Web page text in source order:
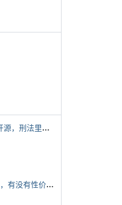
*
有啥搞钱的路子吗，开源节流都行，主要是开源，刑法里的咱不做
*
想请教有经验的蛋友，想给媳妇7夕买个跳蛋，有没有性价比高的推荐